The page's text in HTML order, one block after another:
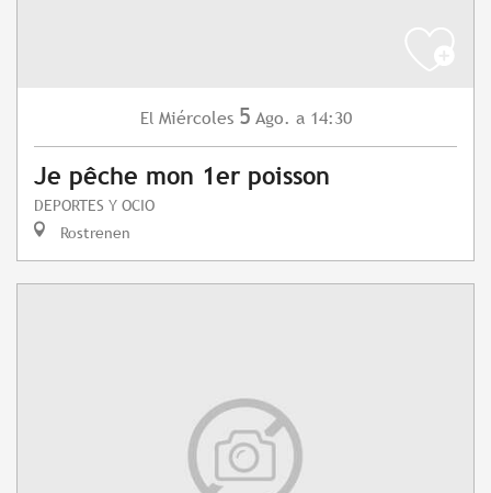
El Miércoles 5 Ago. a 14:30
Je pêche mon 1er poisson
DEPORTES Y OCIO
Rostrenen